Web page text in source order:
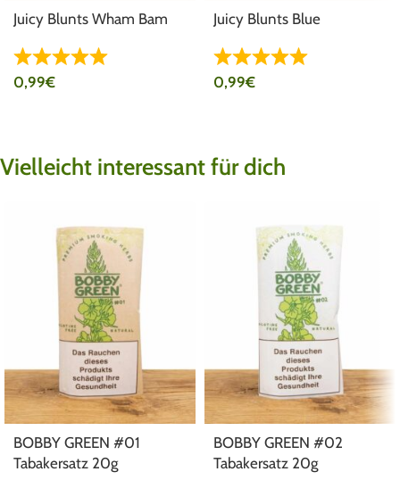
Juicy Blunts Wham Bam
0,99€
Juicy Blunts Blue
0,99€
Vielleicht interessant für dich
BOBBY GREEN #01
Tabakersatz 20g
BOBBY GREEN #02
Tabakersatz 20g